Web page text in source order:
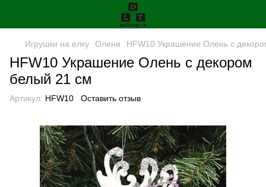
Игрушки на елку Олени HFW10 Украшение Олень с
HFW10 Украшение Олень с декором
белый 21 см
Артикул: HFW10 Оставить отзыв